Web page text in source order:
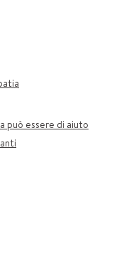
può essere di aiuto